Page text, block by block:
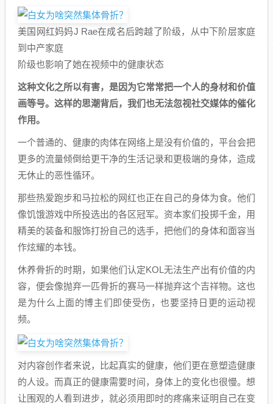
美国网红妈妈J Rae在成名后跨越了阶级，从中下阶层家庭
到中产家庭
阶级也影响了她在视频中的健康状态
这种文化之所以有害，是因为它常常把一个人的身材和价值
画等号。这样的思潮背后，我们也无法忽视社交媒体的催化
作用。
一个普通的、健康的肉体在网络上是没有价值的，平台会把
更多的流量倾倒给更干净的生活记录和更极端的身体，造成
无休止的恶性循环。
那些热爱跑步和马拉松的网红也正在自己的身体为食。他们
像饥饿游戏中所投选出的各区冠军。资本家们投掷千金，用
精美的装备和服饰打扮自己的选手，把他们的身体和面容当
作炫耀的本钱。
休养骨折的时期，如果他们认定KOL无法生产出有价值的内
容，便会像抛弃一匹骨折的赛马一样抛弃这个吉祥物。这也
是为什么上面的博主们即使受伤，也要坚持日更的运动视
频。
对内容创作者来说，比起真实的健康，他们更在意塑造健康
的人设。而真正的健康需要时间，身体上的变化也很慢。想
让围观的人看到进步，就必须用即时的疼痛来证明自己在变